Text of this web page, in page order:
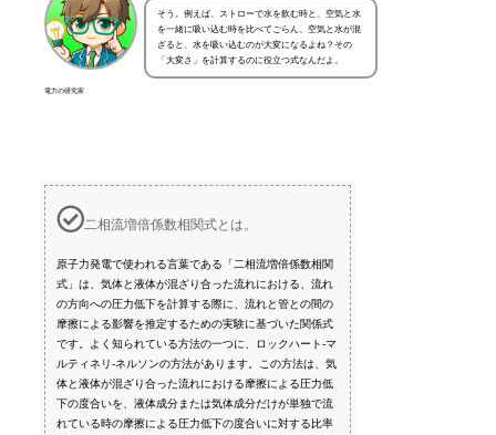
電力の研究家
そう。例えば、ストローで水を飲む時と、空気と水
を一緒に吸い込む時を比べてごらん。空気と水が混
ざると、水を吸い込むのが大変になるよね？その
「大変さ」を計算するのに役立つ式なんだよ。
二相流増倍係数相関式とは。
原子力発電で使われる言葉である「二相流増倍係数相関
式」は、気体と液体が混ざり合った流れにおける、流れ
の方向への圧力低下を計算する際に、流れと管との間の
摩擦による影響を推定するための実験に基づいた関係式
です。よく知られている方法の一つに、ロックハート-マ
ルティネリ-ネルソンの方法があります。この方法は、気
体と液体が混ざり合った流れにおける摩擦による圧力低
下の度合いを、液体成分または気体成分だけが単独で流
れている時の摩擦による圧力低下の度合いに対する比率